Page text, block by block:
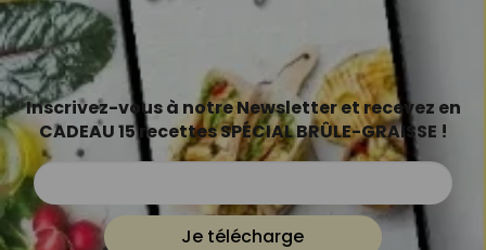
Inscrivez-vous à notre Newsletter et recevez en
CADEAU 15 recettes SPÉCIAL BRÛLE-GRAISSE !
Je télécharge